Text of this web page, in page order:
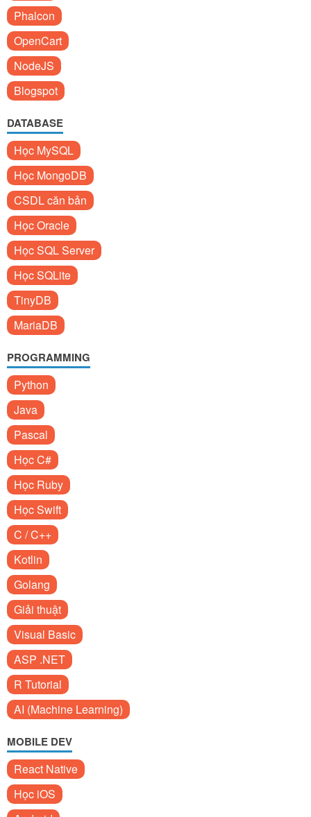
Phalcon
OpenCart
NodeJS
Blogspot
DATABASE
Học MySQL
Học MongoDB
CSDL căn bản
Học Oracle
Học SQL Server
Học SQLite
TinyDB
MariaDB
PROGRAMMING
Python
Java
Pascal
Học C#
Học Ruby
Học Swift
C / C++
Kotlin
Golang
Giải thuật
Visual Basic
ASP .NET
R Tutorial
AI (Machine Learning)
MOBILE DEV
React Native
Học iOS